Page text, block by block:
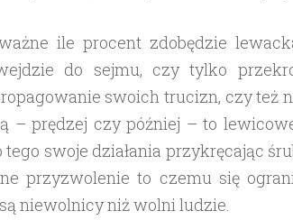
ile procent zdobędzie lewacka
do sejmu, czy tylko
swoich trucizn, czy też
– prędzej czy później – to
swoje działania przykręcając
przyzwolenie to czemu się
niewolnicy niż wolni ludzie.